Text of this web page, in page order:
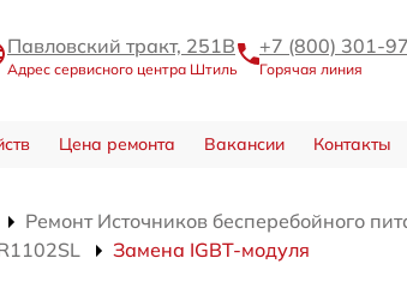
Павловский тракт, 251В
Адрес сервисного центра Штиль
+7 (800) 301-
Горячая линия
Цена ремонта Вакансии Контакты
Ремонт Источников бесперебойного
Замена IGBT-модуля